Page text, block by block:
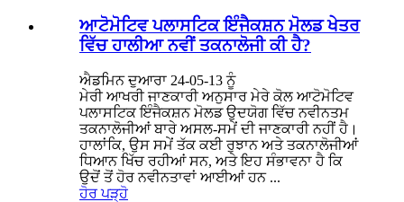
ਆਟੋਮੋਟਿਵ ਪਲਾਸਟਿਕ ਇੰਜੈਕਸ਼ਨ ਮੋਲਡ ਖੇਤਰ
ਵਿੱਚ ਹਾਲੀਆ ਨਵੀਂ ਤਕਨਾਲੋਜੀ ਕੀ ਹੈ?
ਐਡਮਿਨ ਦੁਆਰਾ 24-05-13 ਨੂੰ
ਮੇਰੀ ਆਖਰੀ ਜਾਣਕਾਰੀ ਅਨੁਸਾਰ ਮੇਰੇ ਕੋਲ ਆਟੋਮੋਟਿਵ
ਪਲਾਸਟਿਕ ਇੰਜੈਕਸ਼ਨ ਮੋਲਡ ਉਦਯੋਗ ਵਿੱਚ ਨਵੀਨਤਮ
ਤਕਨਾਲੋਜੀਆਂ ਬਾਰੇ ਅਸਲ-ਸਮੇਂ ਦੀ ਜਾਣਕਾਰੀ ਨਹੀਂ ਹੈ।
ਹਾਲਾਂਕਿ, ਉਸ ਸਮੇਂ ਤੱਕ ਕਈ ਰੁਝਾਨ ਅਤੇ ਤਕਨਾਲੋਜੀਆਂ
ਧਿਆਨ ਖਿੱਚ ਰਹੀਆਂ ਸਨ, ਅਤੇ ਇਹ ਸੰਭਾਵਨਾ ਹੈ ਕਿ
ਉਦੋਂ ਤੋਂ ਹੋਰ ਨਵੀਨਤਾਵਾਂ ਆਈਆਂ ਹਨ ...
ਹੋਰ ਪੜ੍ਹੋ